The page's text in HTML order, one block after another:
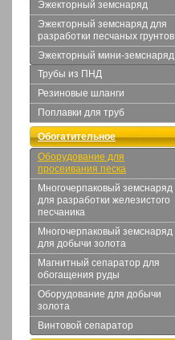
Эжекторный земснаряд
Эжекторный земснаряд для
разработки песчаных грунтов
Эжекторный мини-земснаряд
Трубы из ПНД
Резиновые шланги
Поплавки для труб
Обогатительное
оборудование
Оборудование для
просеивания песка
Многочерпаковый земснаряд
для разработки железистого
песчаника
Многочерпаковый земснаряд
для добычи золота
Магнитный сепаратор для
обогащения руды
Оборудование для добычи
золота
Винтовой сепаратор